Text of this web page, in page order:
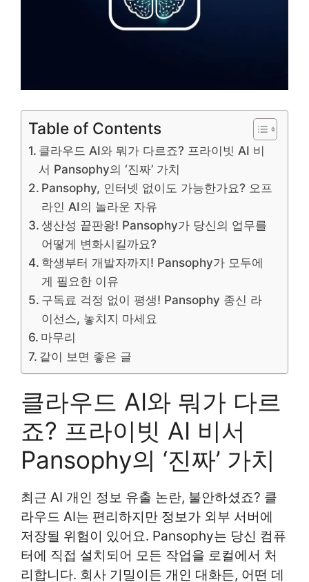
Table of Contents
클라우드 AI와 뭐가 다르죠? 프라이빗 AI 비
서 Pansophy의 ‘진짜’ 가치
Pansophy, 인터넷 없이도 가능한가요? 오프
라인 AI의 놀라운 자유
생산성 끝판왕! Pansophy가 당신의 업무를
어떻게 변화시킬까요?
학생부터 개발자까지! Pansophy가 모두에
게 필요한 이유
구독료 걱정 없이 평생! Pansophy 종신 라
이선스, 놓치지 마세요
마무리
같이 보면 좋은 글
클라우드 AI와 뭐가 다르
죠? 프라이빗 AI 비서
Pansophy의 ‘진짜’ 가치
최근 AI 개인 정보 유출 논란, 불안하셨죠? 클
라우드 AI는 편리하지만 정보가 외부 서버에
저장될 위험이 있어요. Pansophy는 당신 컴퓨
터에 직접 설치되어 모든 작업을 로컬에서 처
리합니다. 회사 기밀이든 개인 대화든, 어떤 데